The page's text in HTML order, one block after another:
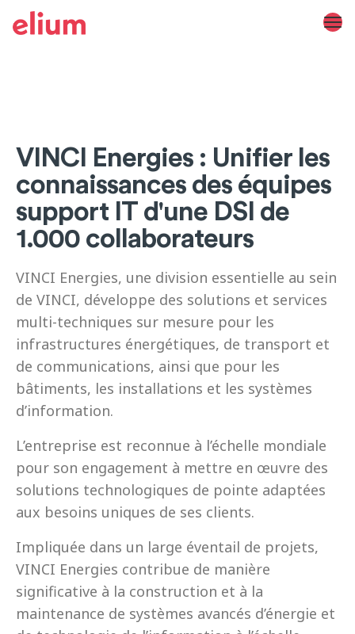
VINCI Energies : Unifier les
connaissances des équipes
support IT d'une DSI de
1.000 collaborateurs
VINCI Energies, une division essentielle au sein
de VINCI, développe des solutions et services
multi-techniques sur mesure pour les
infrastructures énergétiques, de transport et
de communications, ainsi que pour les
bâtiments, les installations et les systèmes
d’information.
L’entreprise est reconnue à l’échelle mondiale
pour son engagement à mettre en œuvre des
solutions technologiques de pointe adaptées
aux besoins uniques de ses clients.
Impliquée dans un large éventail de projets,
VINCI Energies contribue de manière
significative à la construction et à la
maintenance de systèmes avancés d’énergie et